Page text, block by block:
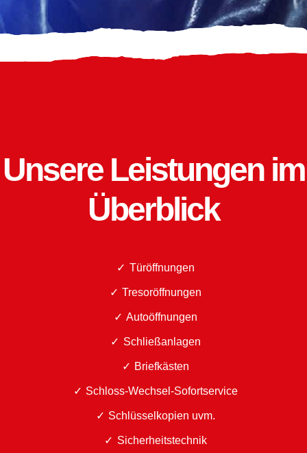
Unsere Leistungen im
Überblick
Türöffnungen
Tresoröffnungen
Autoöffnungen
Schließanlagen
Briefkästen
Schloss-Wechsel-Sofortservice
Schlüsselkopien uvm.
Sicherheitstechnik